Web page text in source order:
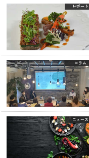
レポート
コラム
ニュース